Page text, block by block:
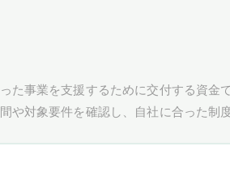
た事業を支援するために交付する資
や対象要件を確認し、自社に合った制